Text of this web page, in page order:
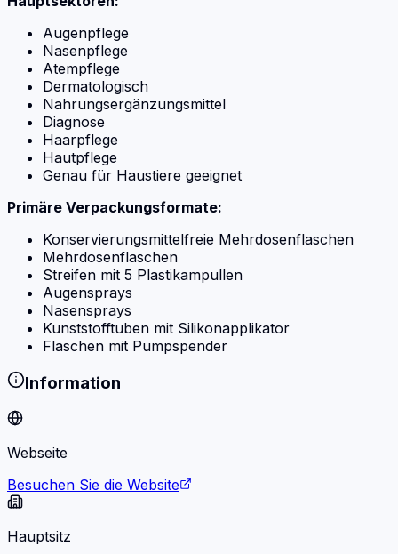
Augenpflege
Nasenpflege
Atempflege
Dermatologisch
Nahrungsergänzungsmittel
Diagnose
Haarpflege
Hautpflege
Genau für Haustiere geeignet
Primäre Verpackungsformate:
Konservierungsmittelfreie Mehrdosenflaschen
Mehrdosenflaschen
Streifen mit 5 Plastikampullen
Augensprays
Nasensprays
Kunststofftuben mit Silikonapplikator
Flaschen mit Pumpspender
Information
Webseite
Besuchen Sie die Website
Hauptsitz